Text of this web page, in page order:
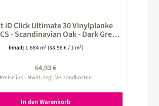
iD Click Ultimate 30 Vinylplanke
- Scandinavian Oak - Dark Grey
grau 260025034
Inhalt: 1.684 m² (38,56 € / 1 m²)
Regulärer Preis:
64,93 €
Preise inkl. MwSt. zzgl. Versandkosten
In den Warenkorb